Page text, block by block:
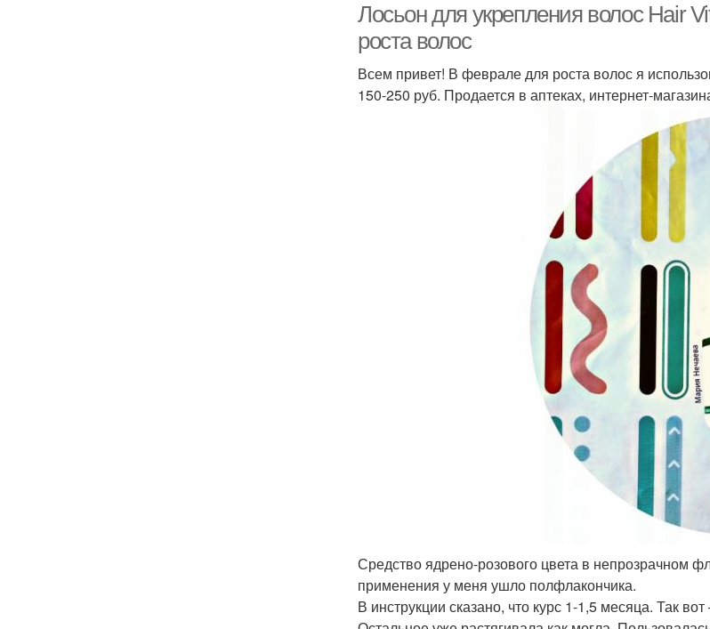
Лосьон для укрепления волос Hair
роста волос
Всем привет! В феврале для роста волос я
150-250 руб. Продается в аптеках, интернет-
Средство ядрено-розового цвета в непрозрачном
применения у меня ушло полфлакончика.
В инструкции сказано, что курс 1-1,5 месяца. Так